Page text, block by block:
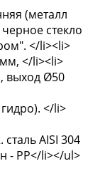
(металл
стекло
</li><li>
</li><li>
выход Ø50
</li>
AISI 304
- PP</li></ul>